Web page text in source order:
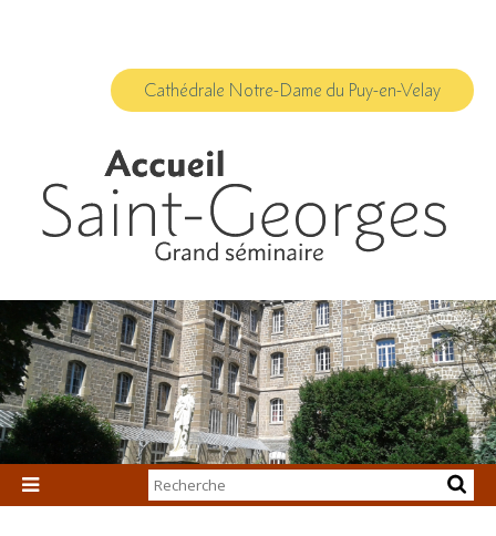
Cathédrale Notre-Dame du Puy-en-Velay

Chercher par
Recherche